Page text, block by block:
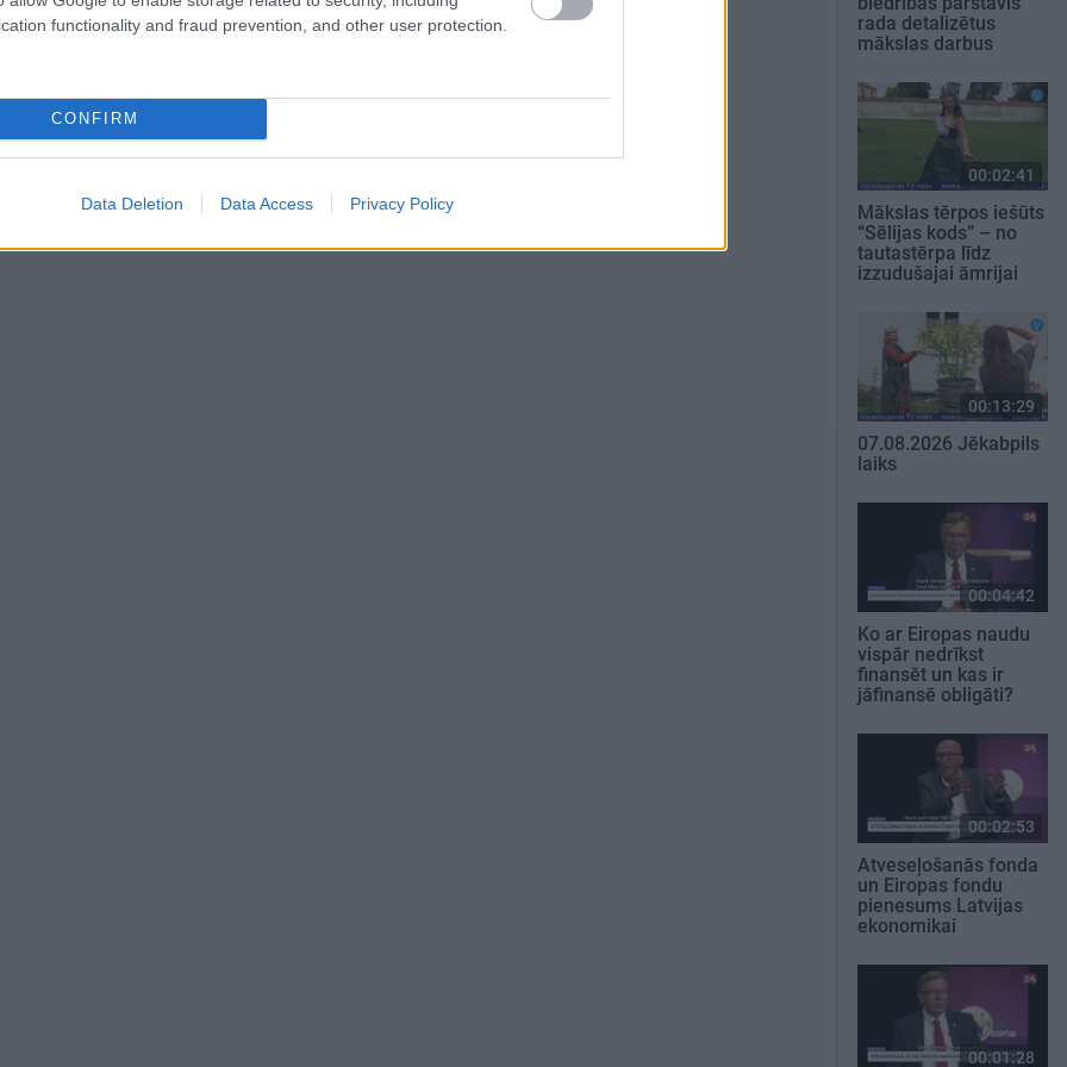
functionality and fraud prevention, and other user protection.
CONFIRM
Data Deletion Data Access Privacy Policy
rada detalizētus
mākslas darbus
00:02:41
Mākslas tērpos iešūts
“Sēlijas kods” – no
tautastērpa līdz
izzudušajai āmrijai
00:13:29
07.08.2026 Jēkabpils
laiks
00:04:42
Ko ar Eiropas naudu
vispār nedrīkst
finansēt un kas ir
jāfinansē obligāti?
00:02:53
Atveseļošanās fonda
un Eiropas fondu
pienesums Latvijas
ekonomikai
00:01:28